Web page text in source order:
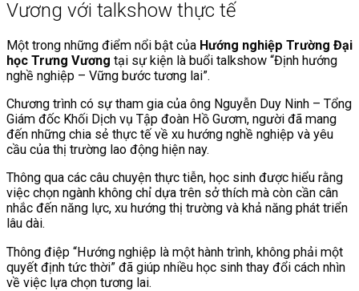
Vương với talkshow thực tế
Một trong những điểm nổi bật của Hướng nghiệp Trường Đại
học Trưng Vương tại sự kiện là buổi talkshow “Định hướng
nghề nghiệp – Vững bước tương lai”.
Chương trình có sự tham gia của ông Nguyễn Duy Ninh – Tổng
Giám đốc Khối Dịch vụ Tập đoàn Hồ Gươm, người đã mang
đến những chia sẻ thực tế về xu hướng nghề nghiệp và yêu
cầu của thị trường lao động hiện nay.
Thông qua các câu chuyện thực tiễn, học sinh được hiểu rằng
việc chọn ngành không chỉ dựa trên sở thích mà còn cần cân
nhắc đến năng lực, xu hướng thị trường và khả năng phát triển
lâu dài.
Thông điệp “Hướng nghiệp là một hành trình, không phải một
quyết định tức thời” đã giúp nhiều học sinh thay đổi cách nhìn
về việc lựa chọn tương lai.